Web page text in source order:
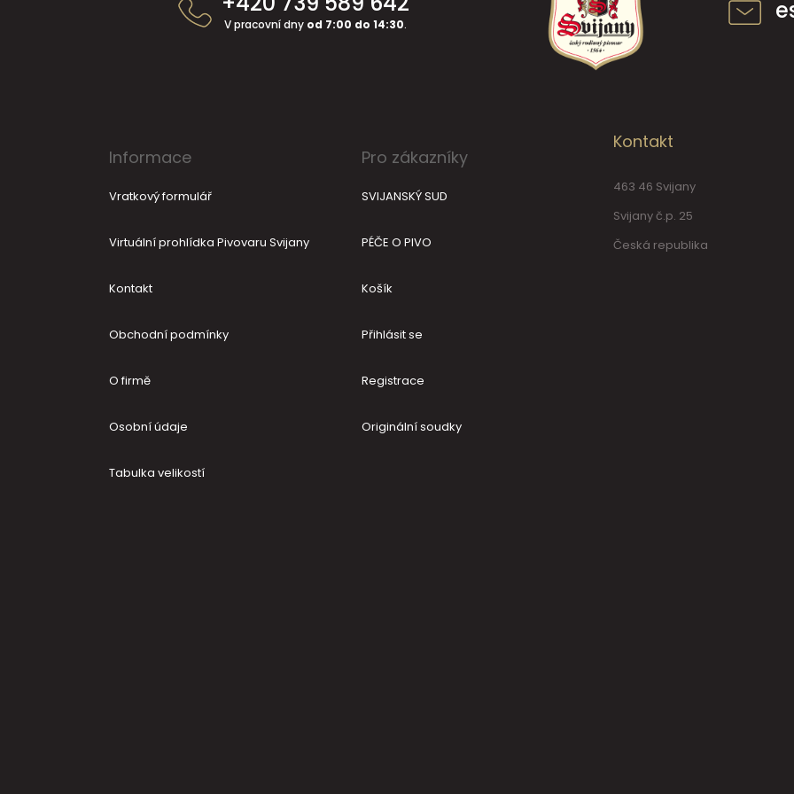
V pracovní dny od 7:00 do 14:30.
Informace
Vratkový formulář
Virtuální prohlídka Pivovaru Svijany
Kontakt
Obchodní podmínky
O firmě
Osobní údaje
Tabulka velikostí
Pro zákazníky
SVIJANSKÝ SUD
PÉČE O PIVO
Košík
Přihlásit se
Registrace
Originální soudky
Kontakt
463 46 Svijany
Svijany č.p. 25
Česká republika